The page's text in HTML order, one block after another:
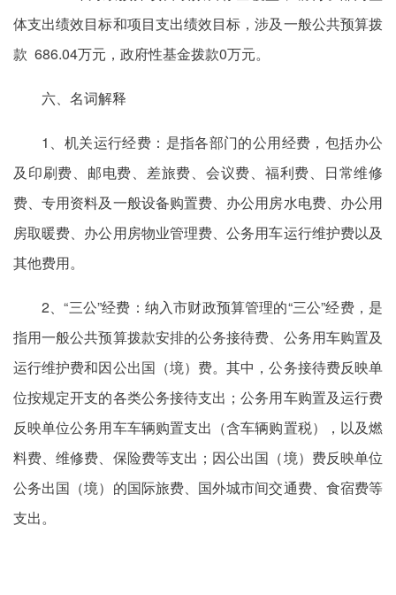
体支出绩效目标和项目支出绩效目标，涉及一般公共预算拨
款 686.04万元，政府性基金拨款0万元。
六、名词解释
1、机关运行经费：是指各部门的公用经费，包括办公
及印刷费、邮电费、差旅费、会议费、福利费、日常维修
费、专用资料及一般设备购置费、办公用房水电费、办公用
房取暖费、办公用房物业管理费、公务用车运行维护费以及
其他费用。
2、“三公”经费：纳入市财政预算管理的“三公”经费，是
指用一般公共预算拨款安排的公务接待费、公务用车购置及
运行维护费和因公出国（境）费。其中，公务接待费反映单
位按规定开支的各类公务接待支出；公务用车购置及运行费
反映单位公务用车车辆购置支出（含车辆购置税），以及燃
料费、维修费、保险费等支出；因公出国（境）费反映单位
公务出国（境）的国际旅费、国外城市间交通费、食宿费等
支出。